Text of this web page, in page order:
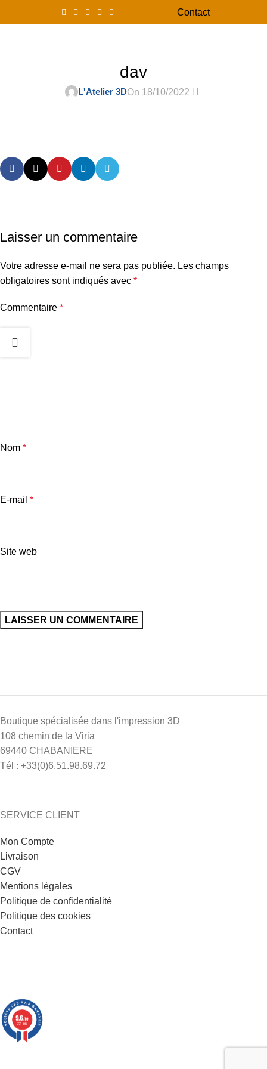
Contact
dav
L'Atelier 3DOn 18/10/2022 0
Laisser un commentaire
Votre adresse e-mail ne sera pas publiée. Les champs
obligatoires sont indiqués avec *
Commentaire *
Nom *
E-mail *
Site web
Boutique spécialisée dans l'impression 3D
108 chemin de la Viria
69440 CHABANIERE
Tél : +33(0)6.51.98.69.72
SERVICE CLIENT
Mon Compte
Livraison
CGV
Mentions légales
Politique de confidentialité
Politique des cookies
Contact
9.6/10
221 avis